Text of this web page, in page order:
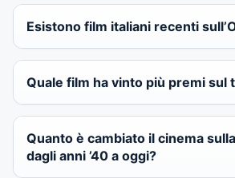
Esistono film italiani recenti
Quale film ha vinto più premi sul
Quanto è cambiato il cinema
dagli anni ’40 a oggi?